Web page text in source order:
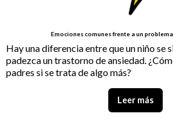
Emociones comunes frente a un
Hay una diferencia entre que un niño se
padezca un trastorno de ansiedad.
padres si se trata de algo más?
Leer más